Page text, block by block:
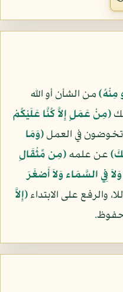
مِنْهُ﴾من الشأن أو الله
﴿مِنْ عَمَلٍ إِلاَّ كُنَّا عَلَيْكُمْ
تخوضون في العمل﴿وَمَا
عن علمه﴿مِن مِّثْقَالِ
فِي السَّمَاء وَلاَ أَصْغَرَ
والرفع على الابتداء﴿إِلاَّ